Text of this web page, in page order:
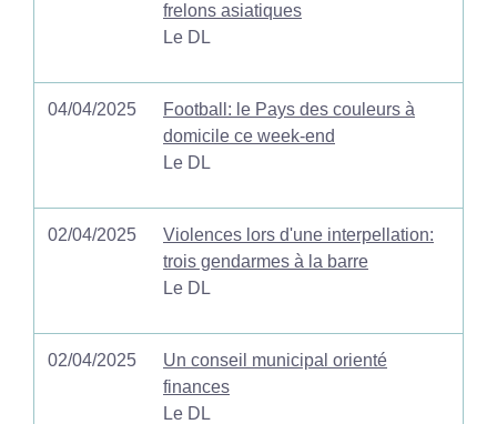
frelons asiatiques
Le DL
04/04/2025
Football: le Pays des couleurs à
domicile ce week-end
Le DL
02/04/2025
Violences lors d'une interpellation:
trois gendarmes à la barre
Le DL
02/04/2025
Un conseil municipal orienté
finances
Le DL